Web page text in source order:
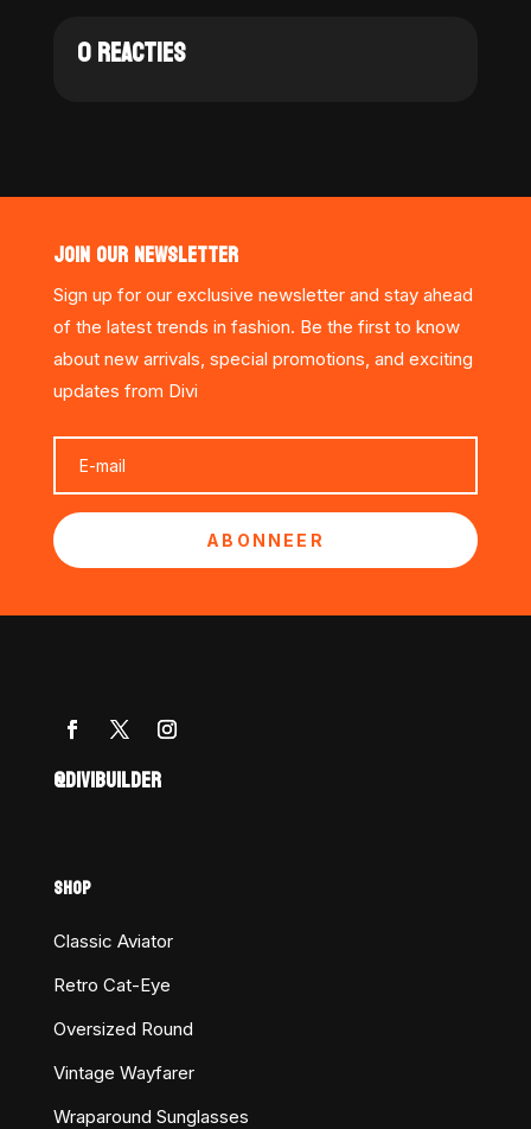
0 REACTIES
JOIN OUR NEWSLETTER
Sign up for our exclusive newsletter and stay ahead
of the latest trends in fashion. Be the first to know
about new arrivals, special promotions, and exciting
updates from Divi
ABONNEER
@DIVIBUILDER
SHOP
Classic Aviator
Retro Cat-Eye
Oversized Round
Vintage Wayfarer
Wraparound Sunglasses